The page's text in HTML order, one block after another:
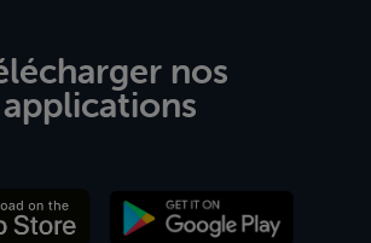
nos
applications